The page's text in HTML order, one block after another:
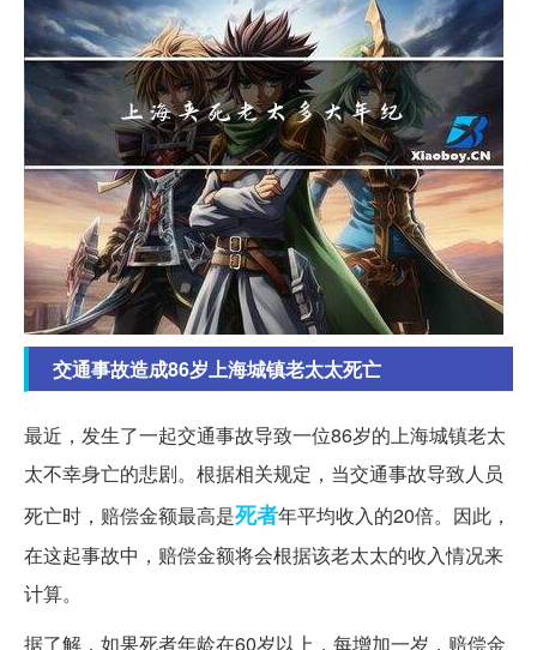
交通事故造成86岁上海城镇老太太死亡
最近，发生了一起交通事故导致一位86岁的上海城镇老太
太不幸身亡的悲剧。根据相关规定，当交通事故导致人员
死亡时，赔偿金额最高是死者年平均收入的20倍。因此，
在这起事故中，赔偿金额将会根据该老太太的收入情况来
计算。
据了解，如果死者年龄在60岁以上，每增加一岁，赔偿金